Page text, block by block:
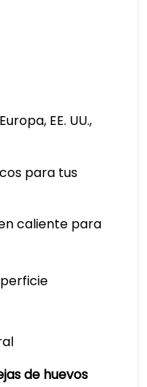
EE. UU.,
para tus
caliente para
de huevos